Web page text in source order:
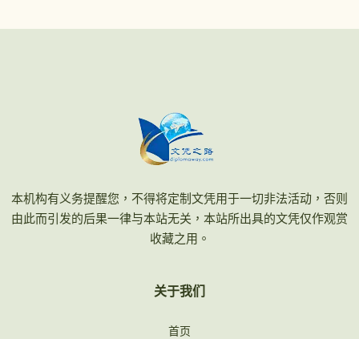
本机构有义务提醒您，不得将定制文凭用于一切非法活动，否则
由此而引发的后果一律与本站无关，本站所出具的文凭仅作观赏
收藏之用。
关于我们
首页